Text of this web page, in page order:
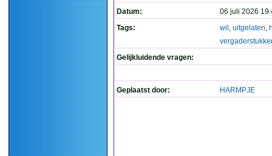
Datum:
06 juli 2026
Tags:
wil , uitgelaten,
Gelijkluidende vragen:
Geplaatst door: HARMPJE